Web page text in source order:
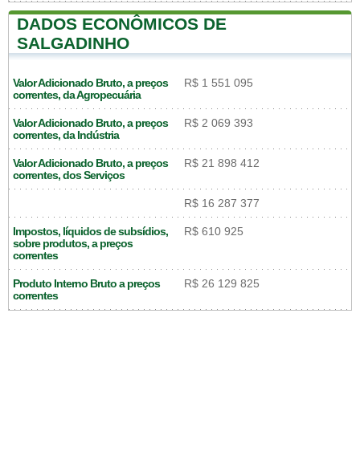
DADOS ECONÔMICOS DE
SALGADINHO
Valor Adicionado Bruto, a preços
correntes, da Agropecuária
R$ 1 551 095
Valor Adicionado Bruto, a preços
correntes, da Indústria
R$ 2 069 393
Valor Adicionado Bruto, a preços
correntes, dos Serviços
R$ 21 898 412
R$ 16 287 377
Impostos, líquidos de subsídios,
sobre produtos, a preços
correntes
R$ 610 925
Produto Interno Bruto a preços
correntes
R$ 26 129 825